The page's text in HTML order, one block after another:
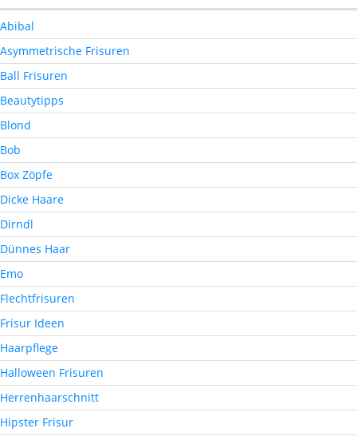
Abibal
Asymmetrische Frisuren
Ball Frisuren
Beautytipps
Blond
Bob
Box Zöpfe
Dicke Haare
Dirndl
Dünnes Haar
Emo
Flechtfrisuren
Frisur Ideen
Haarpflege
Halloween Frisuren
Herrenhaarschnitt
Hipster Frisur